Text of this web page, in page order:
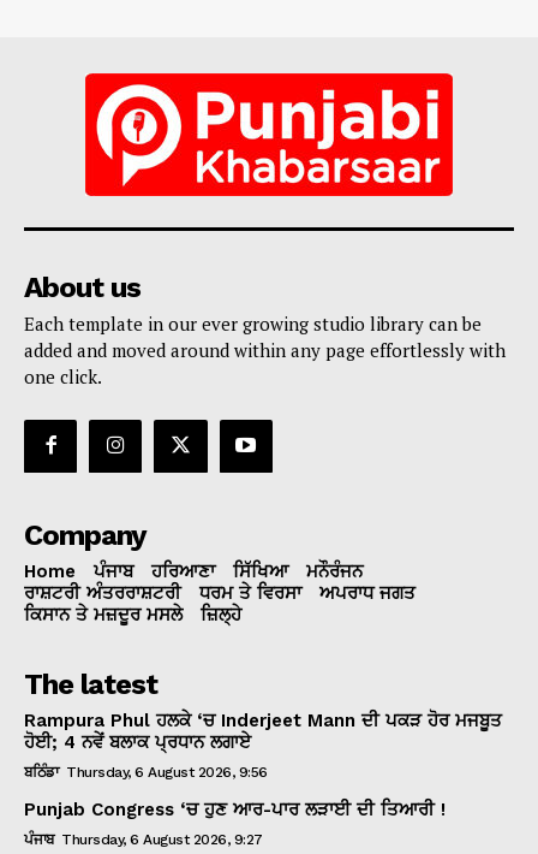
About us
Each template in our ever growing studio library can be
added and moved around within any page effortlessly with
one click.
Company
Home ਪੰਜਾਬ ਹਰਿਆਣਾ ਸਿੱਖਿਆ
ਮਨੌਰੰਜਨ
ਰਾਸ਼ਟਰੀ ਅੰਤਰਰਾਸ਼ਟਰੀ
ਧਰਮ ਤੇ ਵਿਰਸਾ
ਅਪਰਾਧ ਜਗਤ
ਕਿਸਾਨ ਤੇ ਮਜ਼ਦੂਰ ਮਸਲੇ
ਜ਼ਿਲ੍ਹੇ
The latest
Rampura Phul ਹਲਕੇ ‘ਚ Inderjeet Mann ਦੀ ਪਕੜ ਹੋਰ ਮਜਬੂਤ
ਹੋਈ; 4 ਨਵੇਂ ਬਲਾਕ ਪ੍ਰਧਾਨ ਲਗਾਏ
ਬਠਿੰਡਾ Thursday, 6 August 2026, 9:56
Punjab Congress ‘ਚ ਹੁਣ ਆਰ-ਪਾਰ ਲੜਾਈ ਦੀ ਤਿਆਰੀ !
ਪੰਜਾਬ Thursday, 6 August 2026, 9:27